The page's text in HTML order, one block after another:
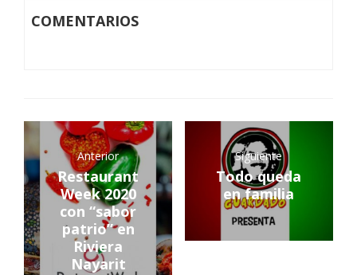
COMENTARIOS
Anterior
Restaurant
Week 2020
con “sabor
patrio” en
Riviera
Nayarit
Siguiente
Todo queda
en familia